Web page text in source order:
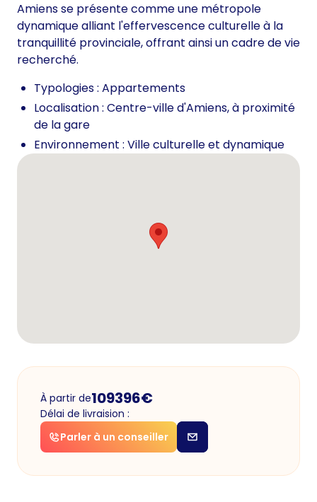
Amiens se présente comme une métropole
dynamique alliant l'effervescence culturelle à la
tranquillité provinciale, offrant ainsi un cadre de vie
recherché.
Typologies : Appartements
Localisation : Centre-ville d'Amiens, à proximité
de la gare
Environnement : Ville culturelle et dynamique
À partir de109396€
Délai de livraision :
Parler à un conseiller